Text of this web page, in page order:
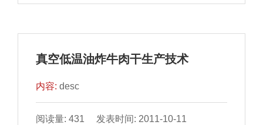
真空低温油炸牛肉干生产技术
内容:desc
阅读量: 431 发表时间: 2011-10-11